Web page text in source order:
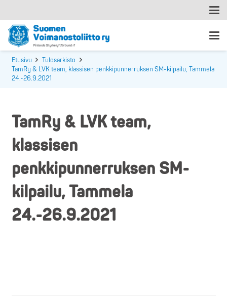
Etusivu
Tulosarkisto
TamRy & LVK team, klassisen penkkipunnerruksen SM-kilpailu, Tammela
24.-26.9.2021
TamRy & LVK team,
klassisen
penkkipunnerruksen SM-
kilpailu, Tammela
24.-26.9.2021